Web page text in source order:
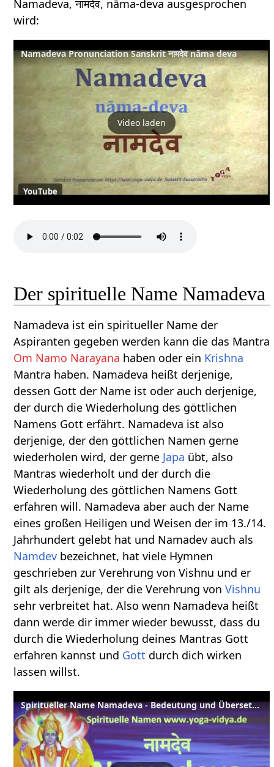
Namadeva, नामदेव, nāma-deva ausgesprochen
wird:
Namadeva Pronunciation Sanskrit नामदेव nāma deva
Video laden
YouTube
Der spirituelle Name Namadeva
Namadeva ist ein spiritueller Name der
Aspiranten gegeben werden kann die das Mantra
Om Namo Narayana haben oder ein Krishna
Mantra haben. Namadeva heißt derjenige,
dessen Gott der Name ist oder auch derjenige,
der durch die Wiederholung des göttlichen
Namens Gott erfährt. Namadeva ist also
derjenige, der den göttlichen Namen gerne
wiederholen wird, der gerne Japa übt, also
Mantras wiederholt und der durch die
Wiederholung des göttlichen Namens Gott
erfahren will. Namadeva aber auch der Name
eines großen Heiligen und Weisen der im 13./14.
Jahrhundert gelebt hat und Namadev auch als
Namdev bezeichnet, hat viele Hymnen
geschrieben zur Verehrung von Vishnu und er
gilt als derjenige, der die Verehrung vonVishnu
sehr verbreitet hat. Also wenn Namadeva heißt
dann werde dir immer wieder bewusst, dass du
durch die Wiederholung deines Mantras Gott
erfahren kannst und Gott durch dich wirken
lassen willst.
Spiritueller Name Namadeva - Bedeutung und Übersetzung aus dem Sanskrit